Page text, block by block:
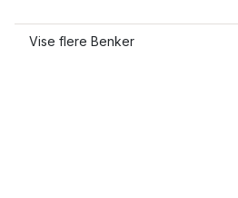
Vise flere Benker